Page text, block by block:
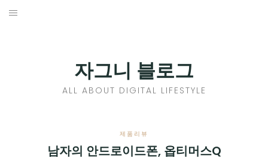
Skip
자그니 블로그
ALL ABOUT DIGITAL LIFESTYLE
제품리뷰
남자의 안드로이드폰, 옵티머스Q
CHILD
디지털트렌드